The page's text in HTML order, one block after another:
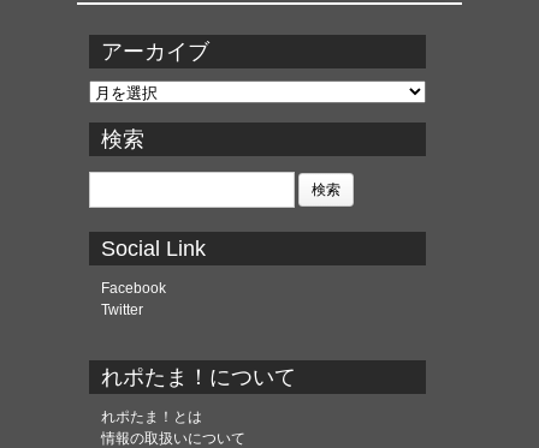
アーカイブ
ア
カ
イ
ブ
検索
検
Social Link
Facebook
Twitter
れポたま！について
れポたま！とは
情報の取扱いについて